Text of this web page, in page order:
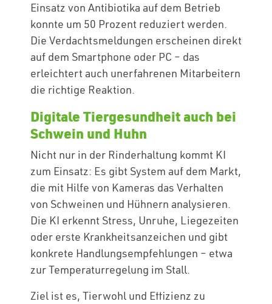
Einsatz von Antibiotika auf dem Betrieb
konnte um 50 Prozent reduziert werden.
Die Verdachtsmeldungen erscheinen direkt
auf dem Smartphone oder PC – das
erleichtert auch unerfahrenen Mitarbeitern
die richtige Reaktion.
Digitale Tiergesundheit auch bei
Schwein und Huhn
Nicht nur in der Rinderhaltung kommt KI
zum Einsatz: Es gibt System auf dem Markt,
die mit Hilfe von Kameras das Verhalten
von Schweinen und Hühnern analysieren.
Die KI erkennt Stress, Unruhe, Liegezeiten
oder erste Krankheitsanzeichen und gibt
konkrete Handlungsempfehlungen – etwa
zur Temperaturregelung im Stall.
Ziel ist es, Tierwohl und Effizienz zu